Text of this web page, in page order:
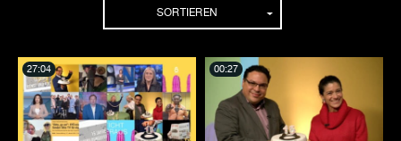
SORTIEREN
27:04 00:27